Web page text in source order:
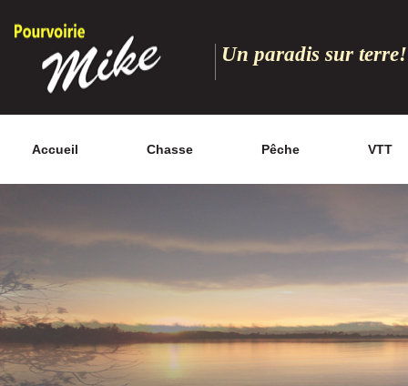
Un paradis sur terre!
Accueil Chasse Pêche VTT